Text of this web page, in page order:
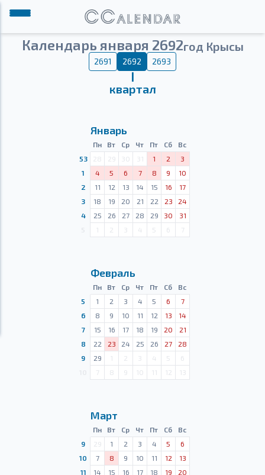
Календарь января 2692год Крысы
2691 2692 2693
Ⅰ
квартал
Январь
Пн Вт Ср Чт Пт Сб
Вс
53
28 29 30 31 1 2
3
1
4 5 6 7 8 9
10
2
11 12 13 14 15 16
17
3
18 19 20 21 22 23
24
4
25 26 27 28 29 30
31
1 2 3 4 5 6 7
Февраль
Пн Вт Ср Чт Пт Сб
Вс
5
1 2 3 4 5 6
7
6
8 9 10 11 12 13
14
7
15 16 17 18 19 20
21
8
22 23 24 25 26 27
28
9
29 1 2 3 4 5
6
7 8 9 10 11 12 13
Март
Пн Вт Ср Чт Пт Сб
Вс
9
29 1 2 3 4 5
6
10
7 8 9 10 11 12
13
11
14 15 16 17 18 19
20